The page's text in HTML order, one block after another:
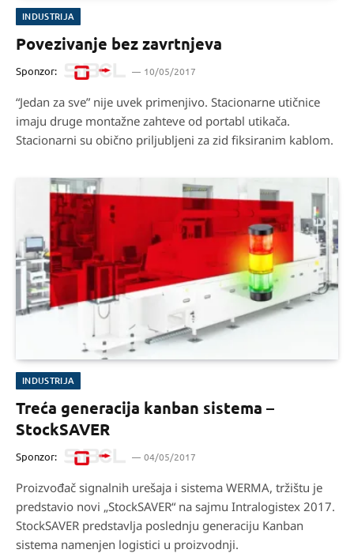
INDUSTRIJA
Povezivanje bez zavrtnjeva
Sponzor: 10/05/2017
“Jedan za sve” nije uvek primenjivo. Stacionarne utičnice
imaju druge montažne zahteve od portabl utikača.
Stacionarni su obično priljubljeni za zid fiksiranim kablom.
INDUSTRIJA
Treća generacija kanban sistema –
StockSAVER
Sponzor: 04/05/2017
Proizvođač signalnih urešaja i sistema WERMA, tržištu je
predstavio novi „StockSAVER“ na sajmu Intralogistex 2017.
StockSAVER predstavlja poslednju generaciju Kanban
sistema namenjen logistici u proizvodnji.